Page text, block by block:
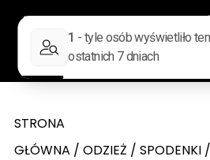
STRONA
GŁÓWNA / ODZIEŻ / SPODENKI/